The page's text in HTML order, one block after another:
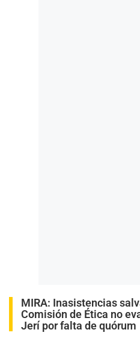
MIRA: Inasistencias
Comisión de Ética no
Jerí por falta de quórum